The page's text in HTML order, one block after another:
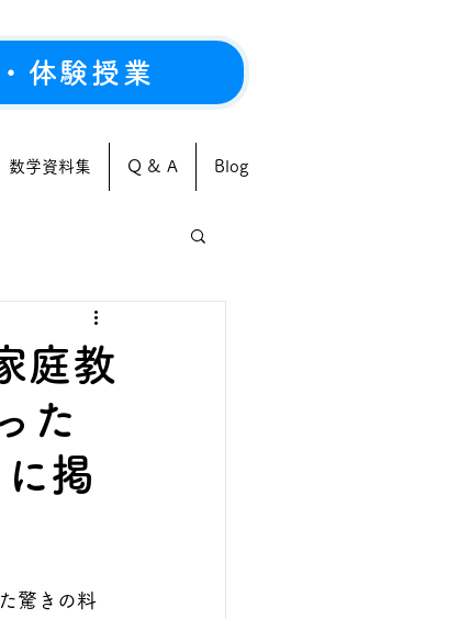
体験授業
数学資料集 Q & A Blog
庭教
た
掲
驚きの料